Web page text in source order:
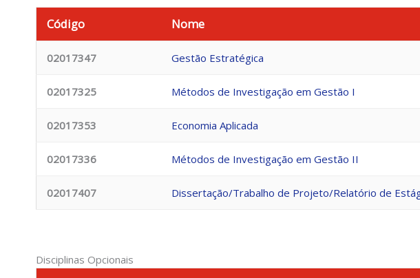
Código Nome
02017347 Gestão Estratégica
02017325 Métodos de Investigação em Gestão I
02017353 Economia Aplicada
02017336 Métodos de Investigação em Gestão II
02017407 Dissertação/Trabalho de Projeto/Relatório de
Disciplinas Opcionais